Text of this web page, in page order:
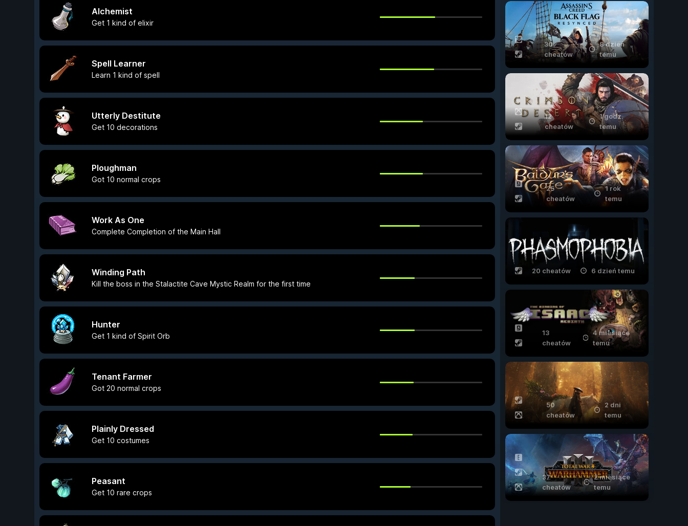
Alchemist
Get 1 kind of elixir
Spell Learner
Learn 1 kind of spell
Utterly Destitute
Get 10 decorations
Ploughman
Got 10 normal crops
Work As One
Complete Completion of the Main Hall
Winding Path
Kill the boss in the Stalactite Cave Mystic Realm for the first time
Hunter
Get 1 kind of Spirit Orb
Tenant Farmer
Got 20 normal crops
Plainly Dressed
Get 10 costumes
Peasant
Get 10 rare crops
30
cheatów
8 dzień
temu
12
cheatów
1 godz.
temu
25
cheatów
1 rok
temu
20 cheatów 6 dzień temu
13
cheatów
4 miesiące
temu
50
cheatów
2 dni
temu
37
cheatów
2 miesiące
temu